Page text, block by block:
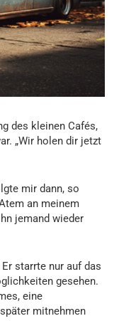
des kleinen Cafés,
„Wir holen dir jetzt
mir dann, so
an meinem
jemand wieder
starrte nur auf das
gesehen.
eine
mitnehmen